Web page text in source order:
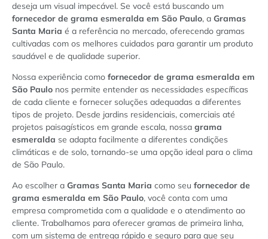
deseja um visual impecável. Se você está buscando um
fornecedor de grama esmeralda em São Paulo, a Gramas
Santa Maria é a referência no mercado, oferecendo gramas
cultivadas com os melhores cuidados para garantir um produto
saudável e de qualidade superior.
Nossa experiência como fornecedor de grama esmeralda em
São Paulo nos permite entender as necessidades específicas
de cada cliente e fornecer soluções adequadas a diferentes
tipos de projeto. Desde jardins residenciais, comerciais até
projetos paisagísticos em grande escala, nossa grama
esmeralda se adapta facilmente a diferentes condições
climáticas e de solo, tornando-se uma opção ideal para o clima
de São Paulo.
Ao escolher a Gramas Santa Maria como seu fornecedor de
grama esmeralda em São Paulo, você conta com uma
empresa comprometida com a qualidade e o atendimento ao
cliente. Trabalhamos para oferecer gramas de primeira linha,
com um sistema de entrega rápido e seguro para que seu